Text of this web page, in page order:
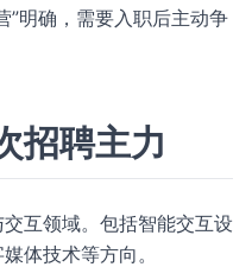
”明确，需要入职后主动争
招聘主力
互领域。包括智能交互设
体技术等方向。